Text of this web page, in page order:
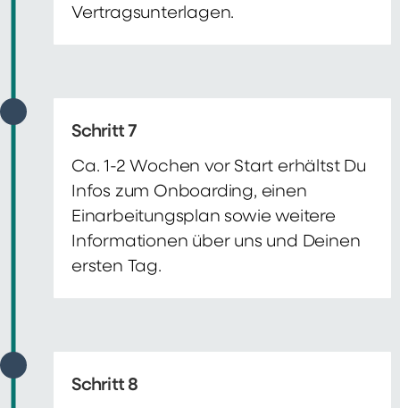
Vertragsunterlagen.
Schritt 7
Ca. 1-2 Wochen vor Start erhältst Du
Infos zum Onboarding, einen
Einarbeitungsplan sowie weitere
Informationen über uns und Deinen
ersten Tag.
Schritt 8